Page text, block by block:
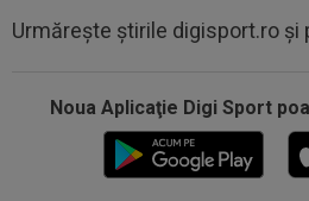
Urmărește știrile digisport.ro și
Noua Aplicaţie Digi Sport
Unirea Slobozia - Gloria
18:00, DGS 1. Programul complet...